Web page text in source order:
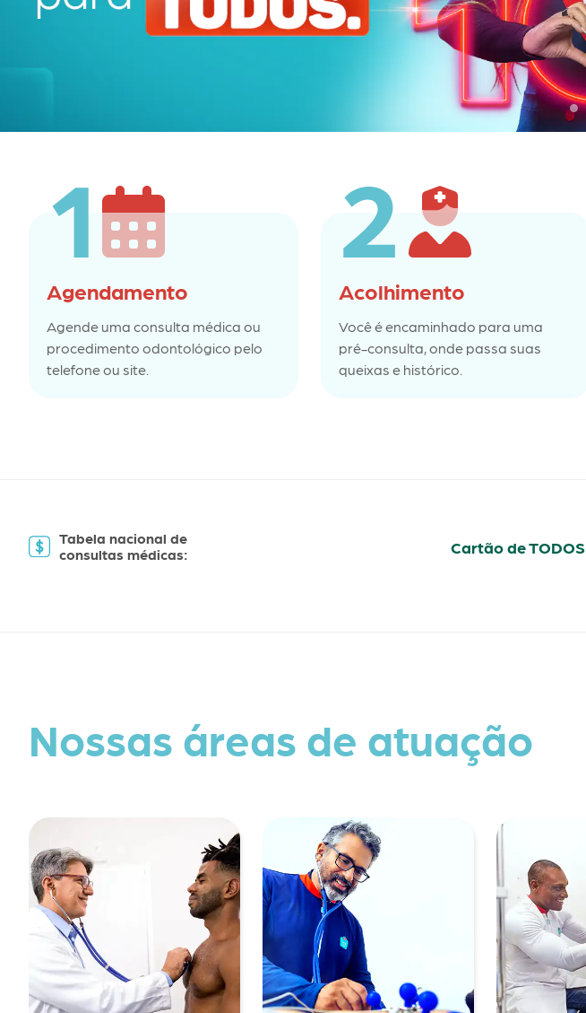
Agendamento
Agende uma consulta médica ou
procedimento odontológico pelo
telefone ou site.
Acolhimento
Você é encaminhado para uma
pré-consulta, onde passa suas
queixas e histórico.
Tabela nacional de
consultas médicas:
Cartão de TODOS
Nossas áreas de atuação